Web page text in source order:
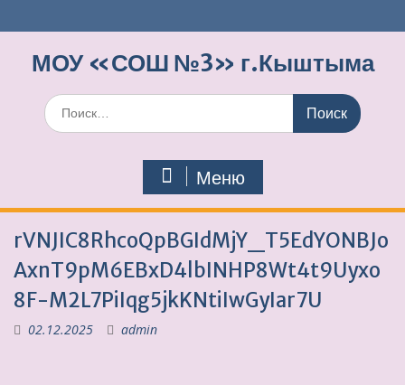
к
МОУ «СОШ №3» г.Кыштыма
Поиск
по:
Меню
rVNJIC8RhcoQpBGIdMjY_T5EdYONBJo
AxnT9pM6EBxD4lbINHP8Wt4t9Uyxo
8F-M2L7PiIqg5jkKNtiIwGyIar7U
02.12.2025 admin